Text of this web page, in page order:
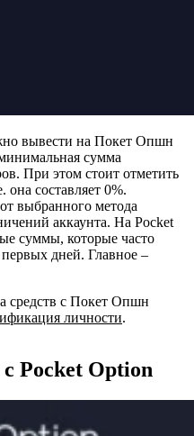
вывести на Покет Опшн
сумма
При этом стоит отметить
она составляет 0%.
выбранного метода
аккаунта. На Pocket
суммы, которые часто
дней. Главное –
средств с Покет Опшн
личности.
Pocket Option